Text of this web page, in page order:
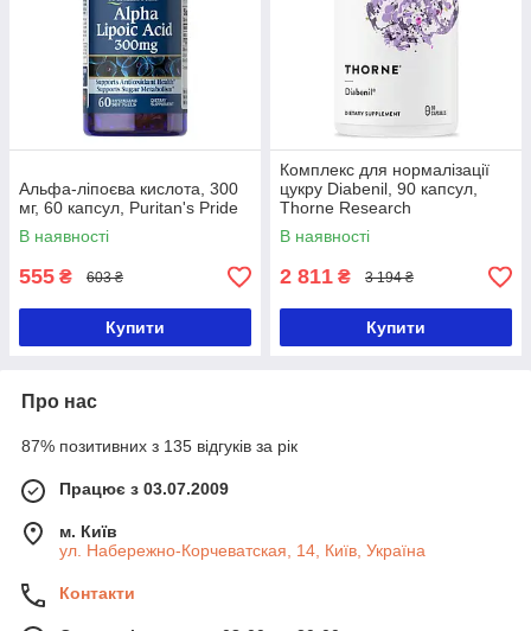
Альфа-ліпоєва кислота, 300
мг, 60 капсул, Puritan's Pride
В наявності
555 ₴ 603 ₴
Купити
Комплекс для нормалізації
цукру Diabenil, 90 капсул,
Thorne Research
В наявності
2 811 ₴ 3 194 ₴
Купити
Про нас
87% позитивних з 135 відгуків за рік
Працює з 03.07.2009
м. Київ
ул. Набережно-Корчеватская, 14, Київ, Україна
Контакти